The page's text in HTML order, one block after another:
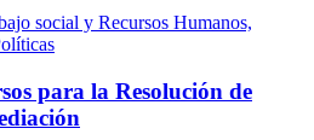
social y Recursos Humanos,
para la Resolución de